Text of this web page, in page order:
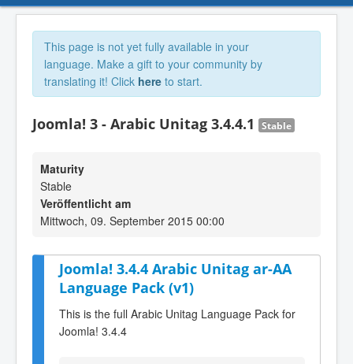
This page is not yet fully available in your
language. Make a gift to your community by
translating it! Click here to start.
Joomla! 3 - Arabic Unitag 3.4.4.1 Stable
Maturity
Stable
Veröffentlicht am
Mittwoch, 09. September 2015 00:00
Joomla! 3.4.4 Arabic Unitag ar-AA
Language Pack (v1)
This is the full Arabic Unitag Language Pack for
Joomla! 3.4.4